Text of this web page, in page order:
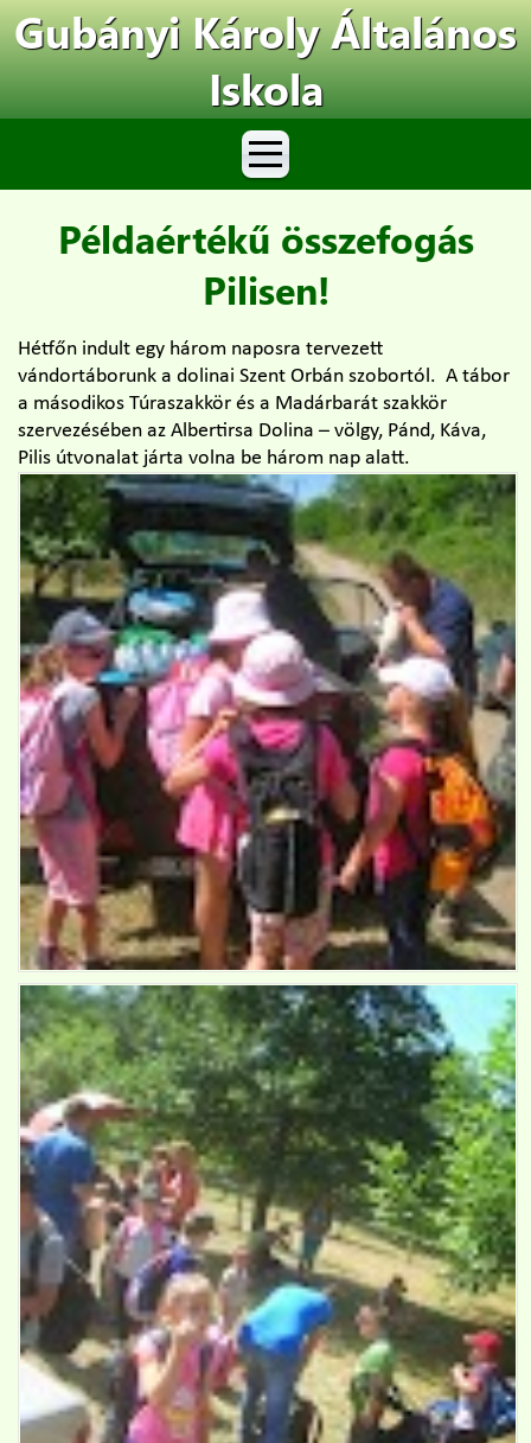
Gubányi Károly Általános
Iskola
Példaértékű összefogás
Pilisen!
Hétfőn indult egy három naposra tervezett
vándortáborunk a dolinai Szent Orbán szobortól. A tábor
a másodikos Túraszakkör és a Madárbarát szakkör
szervezésében az Albertirsa Dolina – völgy, Pánd, Káva,
Pilis útvonalat járta volna be három nap alatt.